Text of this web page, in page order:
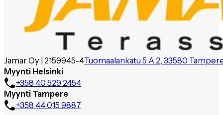
Jamar Oy | 2159945-4Tuomaalankatu 5 A 2, 33580
Myynti Helsinki
+358 40 529 2454
Myynti Tampere
+358 44 015 9887